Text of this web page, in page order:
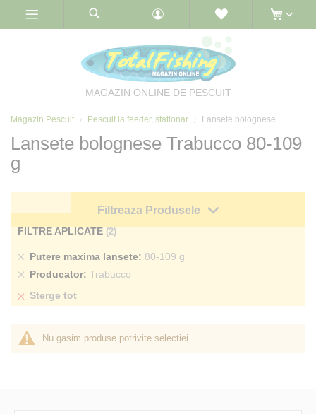
MAGAZIN ONLINE DE PESCUIT
Magazin Pescuit Pescuit la feeder, stationar Lansete bolognese
Lansete bolognese Trabucco 80-109
g
Nu gasim produse potrivite selectiei.
Filtreaza Produsele
FILTRE APLICATE
Putere maxima lansete 80-109 g
Sterge
produs
Producator Trabucco
Sterge
Sterge tot